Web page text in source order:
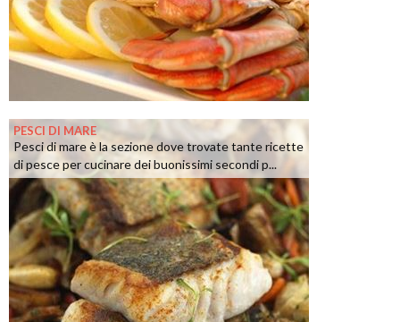
PESCI DI MARE
Pesci di mare è la sezione dove trovate tante ricette
di pesce per cucinare dei buonissimi secondi p...